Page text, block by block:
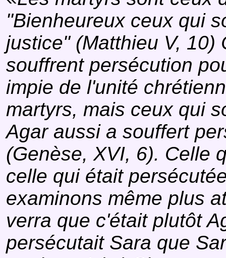
"Bienheureux ceux qui
justice" (Matthieu V, 10)
souffrent persécution
impie de l'unité
martyrs, mais ceux qui
Agar aussi a souffert
(Genèse, XVI, 6). Celle
celle qui était
examinons même plus
verra que c'était plutôt
persécutait Sara que